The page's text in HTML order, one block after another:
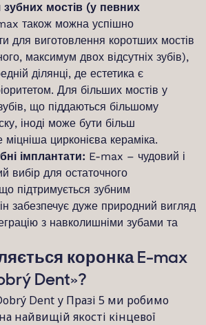
мостів (у певних
також можна успішно
для виготовлення коротших мостів
максимум двох відсутніх зубів),
ділянці, де естетика є
Для більших мостів у
що піддаються більшому
іноді може бути більш
цирконієва кераміка.
імплантати: E-max – чудовий і
вибір для остаточного
підтримується зубним
забезпечує дуже природний вигляд
з навколишніми зубами та
коронка E-max
Dent»?
Dent у Празі 5 ми робимо
найвищій якості кінцевої